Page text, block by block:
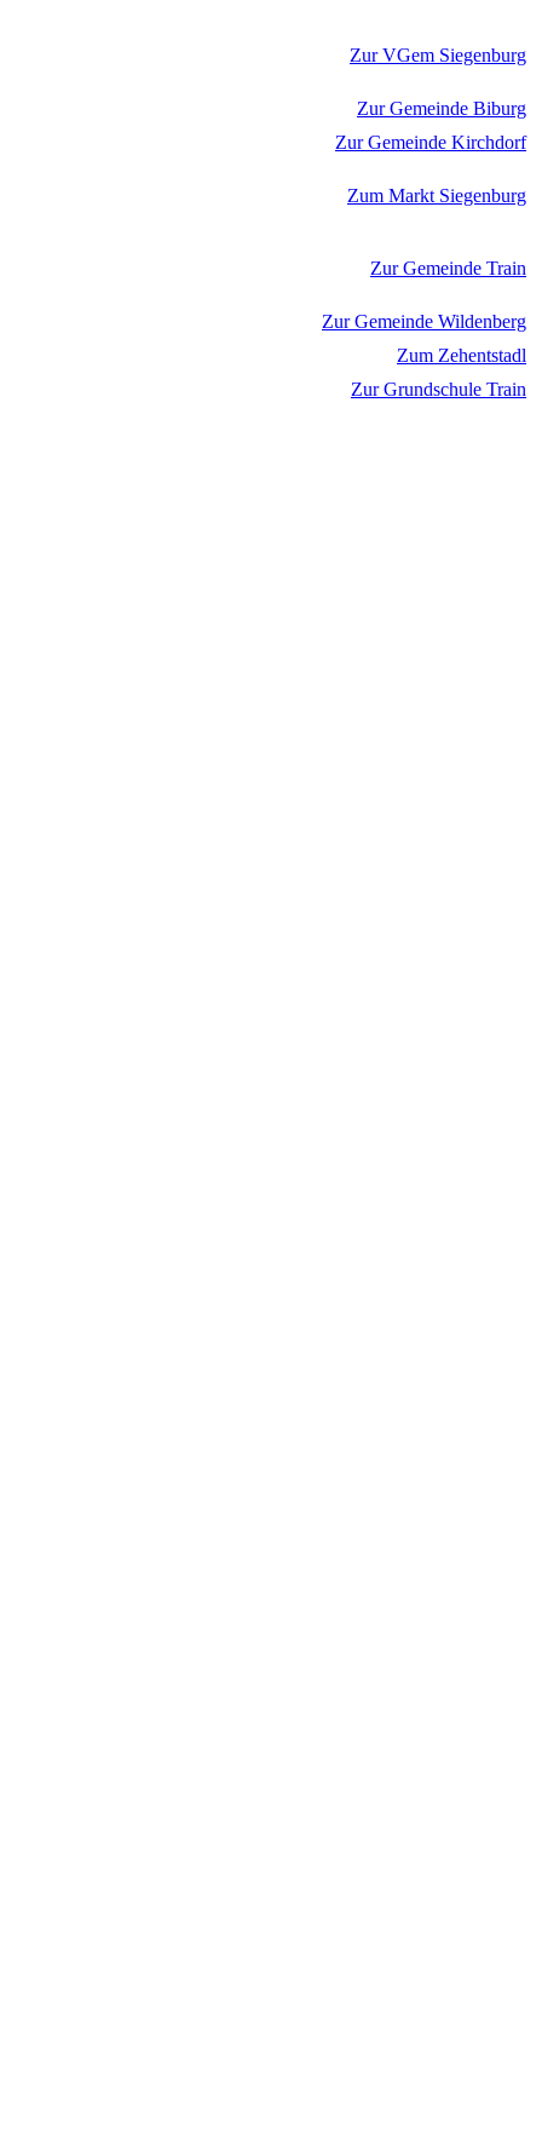
Zur VGem Siegenburg
Zur Gemeinde Biburg
Zur Gemeinde Kirchdorf
Zum Markt Siegenburg
Zur Gemeinde Train
Zur Gemeinde Wildenberg
Zum Zehentstadl
Zur Grundschule Train